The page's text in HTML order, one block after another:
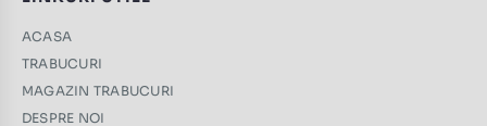
ACASA
TRABUCURI
MAGAZIN TRABUCURI
DESPRE NOI